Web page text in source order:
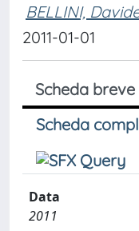
BELLINI,
2011-01-01
Scheda breve
Scheda
Data
2011